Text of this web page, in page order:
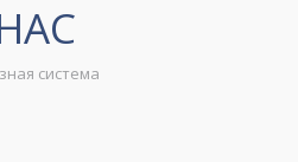
система